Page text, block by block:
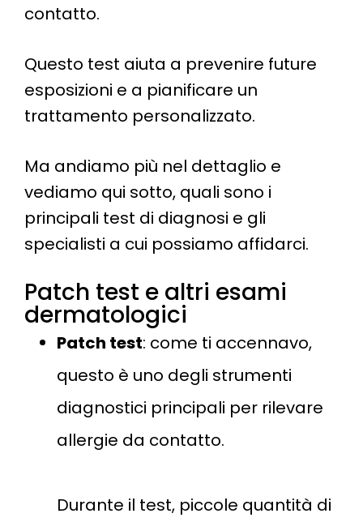
contatto.
Questo test aiuta a prevenire future
esposizioni e a pianificare un
trattamento personalizzato.​
Ma andiamo più nel dettaglio e
vediamo qui sotto, quali sono i
principali test di diagnosi e gli
specialisti a cui possiamo affidarci.
Patch test e altri esami
dermatologici
Patch test: come ti accennavo,
questo è uno degli strumenti
diagnostici principali per rilevare
allergie da contatto.
Durante il test, piccole quantità di